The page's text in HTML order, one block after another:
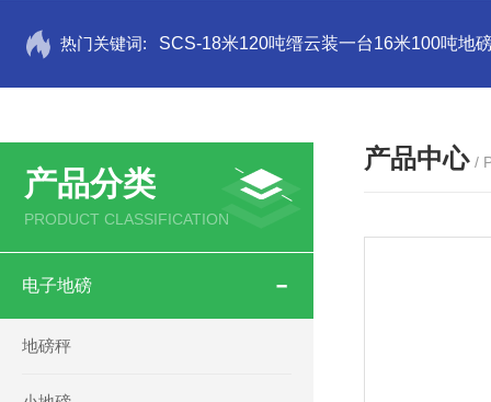
热门关键词: SCS-18米120吨缙云装一台16米100吨地
产品分类
PRODUCT CLASSIFICATION
电子地磅
地磅秤
产品中心 /